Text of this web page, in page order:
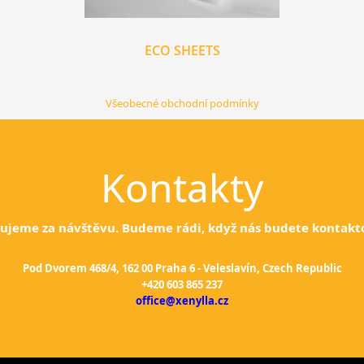
ECO SHEETS
Všeobecné obchodní podmínky
Kontakty
za návštěvu. Budeme rádi, když nás budete
Pod Dvorem 468/4, 162 00 Praha 6 - Veleslavín, Czech Republic
+420 603 865 237
office@xenylla.cz